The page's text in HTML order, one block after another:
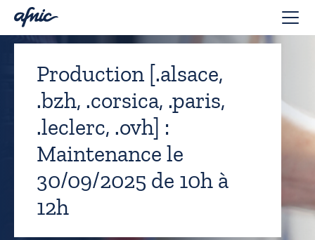
Production [.alsace,
.bzh, .corsica, .paris,
.leclerc, .ovh] :
Maintenance le
30/09/2025 de 10h à
12h
Panneau de gestion des cookies